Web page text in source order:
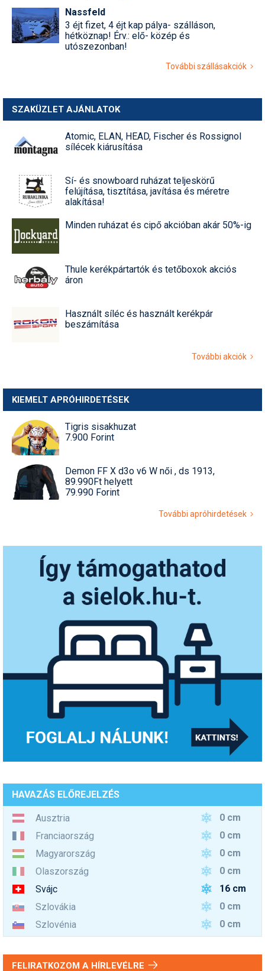
Nassfeld
3 éjt fizet, 4 éjt kap pálya- szálláson,
hétköznap! Érv.: elő- közép és
utószezonban!
További szállásakciók
SZAKÜZLET AJÁNLATOK
Atomic, ELAN, HEAD, Fischer és Rossignol
sílécek kiárusítása
Sí- és snowboard ruházat teljeskörű
felújítása, tisztítása, javítása és méretre
alakítása!
Minden ruházat és cipő akcióban akár 50%-ig
Thule kerékpártartók és tetőboxok akciós
áron
Használt síléc és használt kerékpár
beszámítása
További akciók
KIEMELT APRÓHIRDETÉSEK
Tigris sisakhuzat
7.900 Forint
Demon FF X d3o v6 W női , ds 1913,
89.990Ft helyett
79.990 Forint
További apróhirdetések
HAVAZÁS ELŐREJELZÉS
Ausztria
0 cm
Franciaország
0 cm
Magyarország
0 cm
Olaszország
0 cm
Svájc
16 cm
Szlovákia
0 cm
Szlovénia
0 cm
FELIRATKOZOM A HÍRLEVÉLRE